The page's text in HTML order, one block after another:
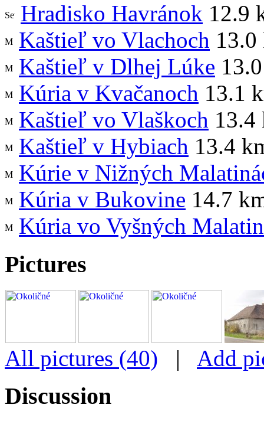
Hradisko Havránok 12.9
Kaštieľ vo Vlachoch 13.0
Kaštieľ v Dlhej Lúke
Kúria v Kvačanoch 13.1
Kaštieľ vo Vlaškoch 13.4
Kaštieľ v Hybiach 13.4
Kúrie v Nižných
Kúria v Bukovine 14.7
Kúria vo Vyšných
Pictures
All pictures (40) | Add
Discussion